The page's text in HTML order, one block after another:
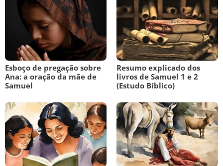
Esboço de pregação sobre
Ana: a oração da mãe de
Samuel
Resumo explicado dos
livros de Samuel 1 e 2
(Estudo Bíblico)